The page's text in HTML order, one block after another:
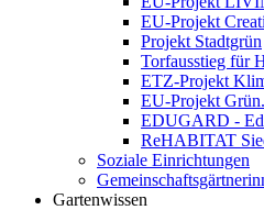
EU-Projekt
Projekt Stadtgrün
Torfausstieg für
ETZ-Projekt
EU-Projekt
EDUGARD -
ReHABITAT
Soziale Einrichtungen
Gartenwissen